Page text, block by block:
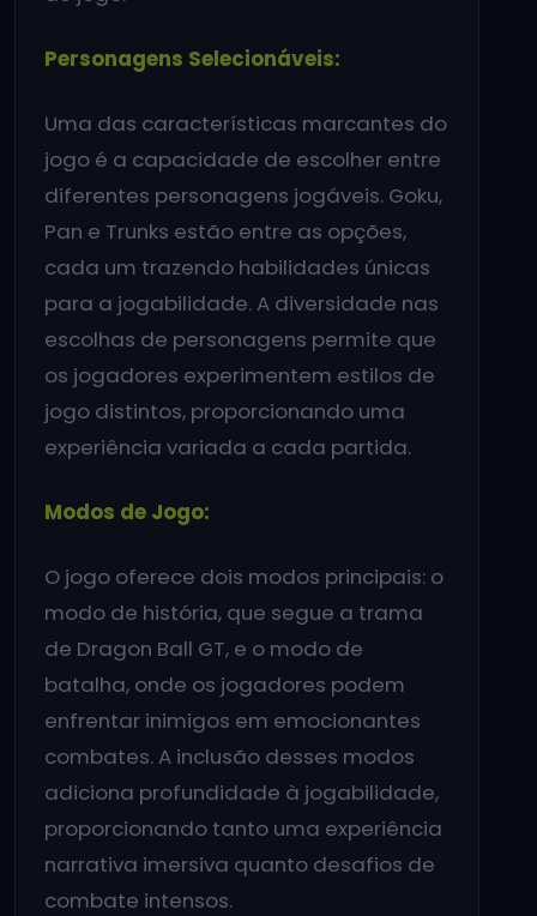
Personagens Selecionáveis:
Uma das características marcantes do
jogo é a capacidade de escolher entre
diferentes personagens jogáveis. Goku,
Pan e Trunks estão entre as opções,
cada um trazendo habilidades únicas
para a jogabilidade. A diversidade nas
escolhas de personagens permite que
os jogadores experimentem estilos de
jogo distintos, proporcionando uma
experiência variada a cada partida.
Modos de Jogo:
O jogo oferece dois modos principais: o
modo de história, que segue a trama
de Dragon Ball GT, e o modo de
batalha, onde os jogadores podem
enfrentar inimigos em emocionantes
combates. A inclusão desses modos
adiciona profundidade à jogabilidade,
proporcionando tanto uma experiência
narrativa imersiva quanto desafios de
combate intensos.